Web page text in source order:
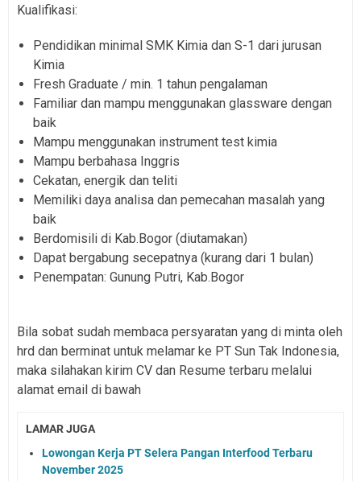
Kualifikasi:
Pendidikan minimal SMK Kimia dan S-1 dari jurusan
Kimia
Fresh Graduate / min. 1 tahun pengalaman
Familiar dan mampu menggunakan glassware dengan
baik
Mampu menggunakan instrument test kimia
Mampu berbahasa Inggris
Cekatan, energik dan teliti
Memiliki daya analisa dan pemecahan masalah yang
baik
Berdomisili di Kab.Bogor (diutamakan)
Dapat bergabung secepatnya (kurang dari 1 bulan)
Penempatan: Gunung Putri, Kab.Bogor
Bila sobat sudah membaca persyaratan yang di minta oleh
hrd dan berminat untuk melamar ke PT Sun Tak Indonesia,
maka silahakan kirim CV dan Resume terbaru melalui
alamat email di bawah
LAMAR JUGA
Lowongan Kerja PT Selera Pangan Interfood Terbaru
November 2025